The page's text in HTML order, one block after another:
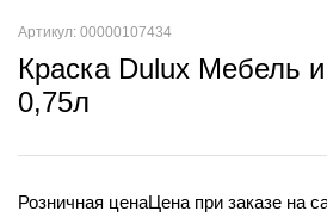
Артикул: 00000107434
Краска Dulux Мебель
0,75л
Розничная ценаЦена при заказе на